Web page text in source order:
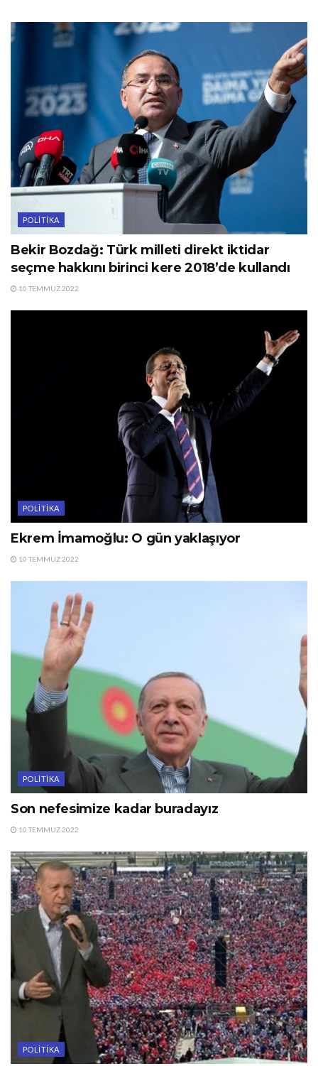
POLITIKA
Bekir Bozdağ: Türk milleti direkt iktidar
seçme hakkını birinci kere 2018’de kullandı
10 TEMMUZ 2022
POLITIKA
Ekrem İmamoğlu: O gün yaklaşıyor
10 TEMMUZ 2022
POLITIKA
Son nefesimize kadar buradayız
10 TEMMUZ 2022
POLITIKA